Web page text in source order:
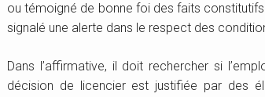
ou témoigné de bonne foi des faits constitutifs
signalé une alerte dans le respect des
Dans l’affirmative, il doit rechercher si
décision de licencier est justifiée par des